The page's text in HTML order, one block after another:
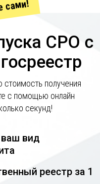
сами!
СРО с
стоимость получения
с помощью онлайн
секунд!
вид
реестр за 1